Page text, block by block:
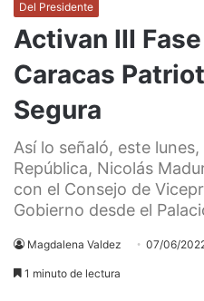
Del Presidente
Activan III
Caracas
Segura
Así lo señaló, este
República, Nicolás
con el Consejo de
Gobierno desde el
Magdalena Valdez 07/06/
1 minuto de lectura